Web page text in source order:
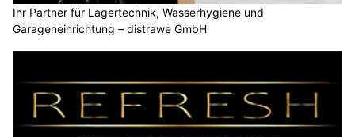
Ihr Partner für Lagertechnik, Wasserhygiene und
Garageneinrichtung – distrawe GmbH